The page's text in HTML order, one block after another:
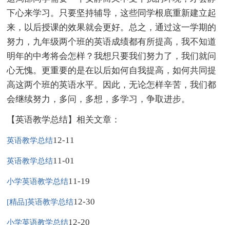
下心来学习。只要坚持辅导，这些同学根底重新建立起
来，以后授课的效果就会更好。总之，通过这一学期的
努力，九年级两个班的英语成绩都有所提高，我不知道
明年的中考将会怎样？我想只要我们努力了，我们就问
心无愧。更重要的是在以后如何自我提高，如何共同提
高这两个班的英语水平。因此，无论怎样辛苦，我们都
会继续努力，多问，多想，多学习，争取进步。
【英语教学总结】相关文章：
英语教学总结12-11
英语教学总结11-01
小学英语教学总结11-19
[精品]英语教学总结12-30
小学英语教学总结12-20